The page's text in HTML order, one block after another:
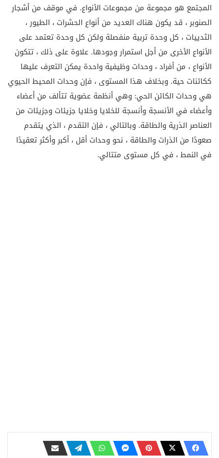
المجتمع هو مجموعة من مجموعات الأنواع. في موقف من أشجار
الصنوبر ، قد يكون هناك العديد من أنواع الحشرات ، الطيور ،
الثدييات ، كل وحدة تربية منفصلة ولكن كل وحدة تعتمد على
الأنواع الأخرى من أجل استمرار وجودها. علاوة على ذلك ، تتكون
الأنواع ، من أفراد ، وحدات وظيفية واحدة يمكن التعرف عليها
ككائنات حية. وبخلاف هذا المستوى ، فإن وحدات المحيط الحيوي
هي وحدات الكائن الحي: وهي أنظمة عضوية تتألف من أعضاء
وأعضاء في الأنسجة وأنسجة للخلايا وخلايا جزيئات وجزيئات من
العناصر الذرية والطاقة. وبالتالي ، فإن التقدم ، الذي يتقدم
صعودًا من الذرات والطاقة ، نحو وحدات أقل ، أكبر وأكثر تعقيدًا
في النمط ، في كل مستوى متتالي.